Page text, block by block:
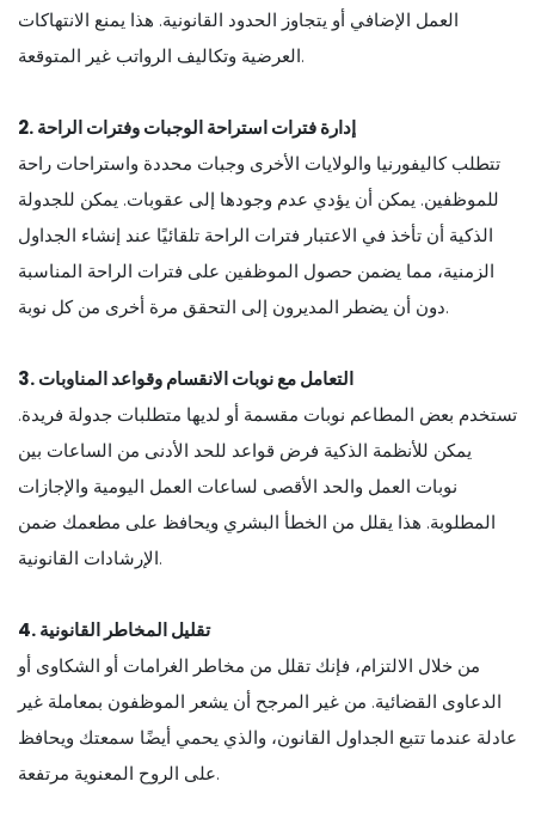
العمل الإضافي أو يتجاوز الحدود القانونية. هذا يمنع الانتهاكات
العرضية وتكاليف الرواتب غير المتوقعة.
2. إدارة فترات استراحة الوجبات وفترات الراحة
تتطلب كاليفورنيا والولايات الأخرى وجبات محددة واستراحات راحة
للموظفين. يمكن أن يؤدي عدم وجودها إلى عقوبات. يمكن للجدولة
الذكية أن تأخذ في الاعتبار فترات الراحة تلقائيًا عند إنشاء الجداول
الزمنية، مما يضمن حصول الموظفين على فترات الراحة المناسبة
دون أن يضطر المديرون إلى التحقق مرة أخرى من كل نوبة.
3. التعامل مع نوبات الانقسام وقواعد المناوبات
تستخدم بعض المطاعم نوبات مقسمة أو لديها متطلبات جدولة فريدة.
يمكن للأنظمة الذكية فرض قواعد للحد الأدنى من الساعات بين
نوبات العمل والحد الأقصى لساعات العمل اليومية والإجازات
المطلوبة. هذا يقلل من الخطأ البشري ويحافظ على مطعمك ضمن
الإرشادات القانونية.
4. تقليل المخاطر القانونية
من خلال الالتزام، فإنك تقلل من مخاطر الغرامات أو الشكاوى أو
الدعاوى القضائية. من غير المرجح أن يشعر الموظفون بمعاملة غير
عادلة عندما تتبع الجداول القانون، والذي يحمي أيضًا سمعتك ويحافظ
على الروح المعنوية مرتفعة.